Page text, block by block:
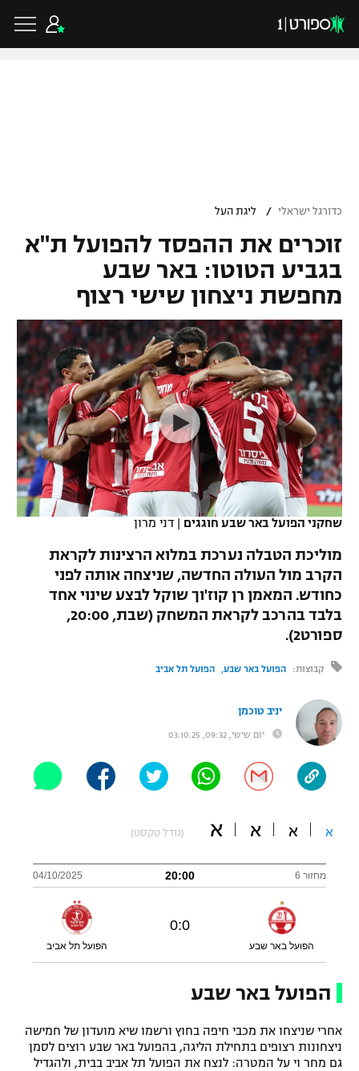
VOD
רץ ברשת
תוצאות
לוח שידורים
ברחבה
"מחצית בשכונה" – פודקאסט
משתתפים וזוכים בפרסים
תקנון משתתפים וזוכים בפרסים
תקנון עבור פעילות אלקטרה
תקנון עבור פעילות ספורט 1 – "מרלן"
תקנון פעילות ספורט 1
גביע הטוטו
ליגיונרים
גביע המדינה
נבחרת ישראל
מכבי חיפה
בית"ר ירושלים
מכבי תל אביב
הפועל תל אביב
הפועל חיפה
הפועל באר שבע
ליגת האלופות
ליגה אירופית
ליגה אנגלית
ליגה גרמנית
ליגה ספרדית
ליגה איטלקית
ליגה צרפתית
ליגה הולנדית
ליגה טורקית
ליגות נוספות
כדורסל ישראלי
ליגת ווינר סל
ליגה לאומית
כדורסל נשים
מכבי תל אביב
הפועל חולון
הפועל ירושלים
דני אבדיה
כדורסל עולמי
NBA
יורוליג
יורוקאפ
ענפים נוספים
טניס
כדוריד
כדורעף
שחייה
ג'ודו
אגרוף
ספורט אולימפי
UFC
היאבקות WWE
ספורט מוטורי
כדורמים
פוטבול אמריקאי NFL
ספורט אתגרי ואקסטרים
כדורגל ישראלי / ליגת העל
זוכרים את ההפסד להפועל ת"א
בגביע הטוטו: באר שבע
מחפשת ניצחון שישי רצוף
שחקני הפועל באר שבע חוגגים | דני מרון
מוליכת הטבלה נערכת במלוא הרצינות לקראת
הקרב מול העולה החדשה, שניצחה אותה לפני
כחודש. המאמן רן קוז'וך שוקל לבצע שינוי אחד
בלבד בהרכב לקראת המשחק (שבת, 20:00,
ספורט2).
קבוצות: הפועל באר שבע הפועל תל אביב
יניב טוכמן
יום שישי, 09:32, 03.10.25
א א א א (גודל טקסט)
מחזור 6 20:00
04/10/2025
הפועל באר שבע
0
:
0
הפועל תל אביב
הפועל באר שבע
אחרי שניצחו את מכבי חיפה בחוץ ורשמו שיא מועדון של חמישה
ניצחונות רצופים בתחילת הליגה, בהפועל באר שבע רוצים לסמן
גם מחר וי על המטרה: לנצח את הפועל תל אביב בבית, ולהגדיל